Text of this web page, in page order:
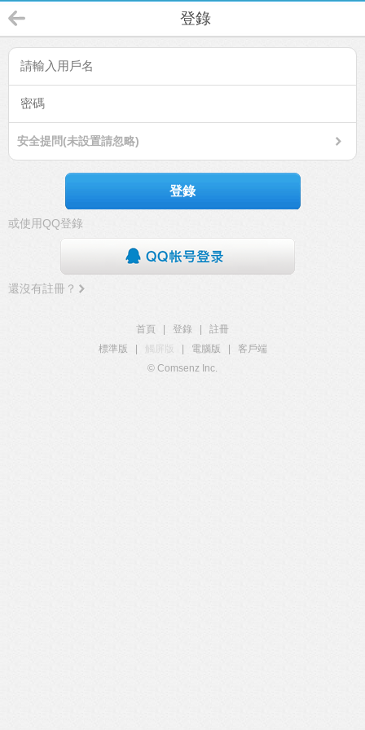
登錄
安全提問(未設置請忽略)
登錄
或使用QQ登錄
還沒有註冊？
首頁 登錄
註冊
標準版
觸屏版 電腦版
客戶端
© Comsenz Inc.